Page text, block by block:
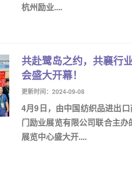
杭州励业....
共赴鹭岛之约，共襄行
会盛大开幕！
更新时间：2024-09-08
4月9日，由中国纺织品进出
门励业展览有限公司联合主
展览中心盛大开....